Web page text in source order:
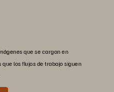
que se cargan en
los flujos de trabajo siguen